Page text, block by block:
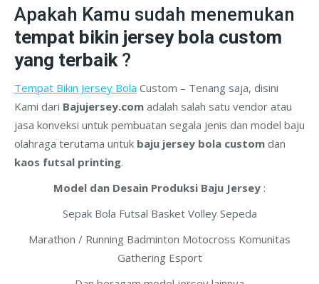
Apakah Kamu sudah menemukan
tempat bikin jersey bola custom
yang terbaik ?
Tempat Bikin Jersey Bola Custom – Tenang saja, disini
Kami dari Bajujersey.com adalah salah satu vendor atau
jasa konveksi untuk pembuatan segala jenis dan model baju
olahraga terutama untuk baju jersey bola custom dan
kaos futsal printing.
Model dan Desain Produksi Baju Jersey :
Sepak Bola Futsal Basket Volley Sepeda
Marathon / Running Badminton Motocross Komunitas
Gathering Esport